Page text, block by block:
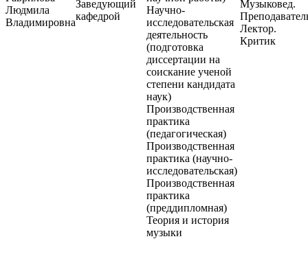
Людмила
Владимировна
Заведующий
кафедрой
Научно-
исследовательская
деятельность
(подготовка
диссертации на
соискание ученой
степени кандидата
наук)
Производственная
практика
(педагогическая)
Производственная
практика (научно-
исследовательская)
Производственная
практика
(преддипломная)
Теория и история
музыки
Музыковед.
Лектор.
Критик